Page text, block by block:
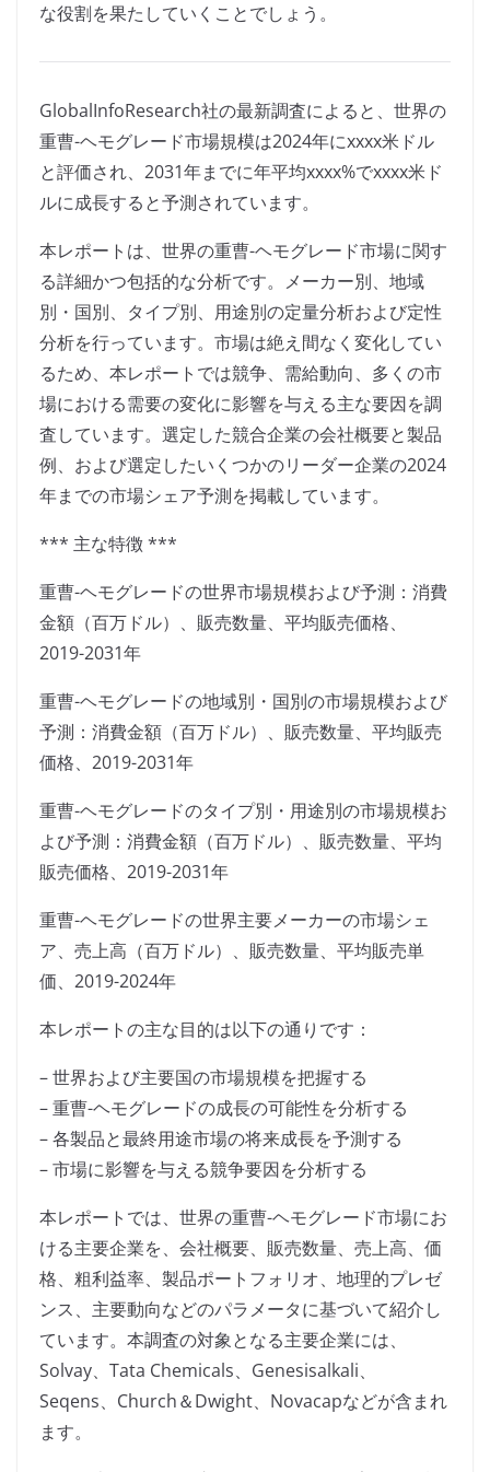
な役割を果たしていくことでしょう。
GlobalInfoResearch社の最新調査によると、世界の
重曹-ヘモグレード市場規模は2024年にxxxx米ドル
と評価され、2031年までに年平均xxxx%でxxxx米ド
ルに成長すると予測されています。
本レポートは、世界の重曹-ヘモグレード市場に関す
る詳細かつ包括的な分析です。メーカー別、地域
別・国別、タイプ別、用途別の定量分析および定性
分析を行っています。市場は絶え間なく変化してい
るため、本レポートでは競争、需給動向、多くの市
場における需要の変化に影響を与える主な要因を調
査しています。選定した競合企業の会社概要と製品
例、および選定したいくつかのリーダー企業の2024
年までの市場シェア予測を掲載しています。
*** 主な特徴 ***
重曹-ヘモグレードの世界市場規模および予測：消費
金額（百万ドル）、販売数量、平均販売価格、
2019-2031年
重曹-ヘモグレードの地域別・国別の市場規模および
予測：消費金額（百万ドル）、販売数量、平均販売
価格、2019-2031年
重曹-ヘモグレードのタイプ別・用途別の市場規模お
よび予測：消費金額（百万ドル）、販売数量、平均
販売価格、2019-2031年
重曹-ヘモグレードの世界主要メーカーの市場シェ
ア、売上高（百万ドル）、販売数量、平均販売単
価、2019-2024年
本レポートの主な目的は以下の通りです：
– 世界および主要国の市場規模を把握する
– 重曹-ヘモグレードの成長の可能性を分析する
– 各製品と最終用途市場の将来成長を予測する
– 市場に影響を与える競争要因を分析する
本レポートでは、世界の重曹-ヘモグレード市場にお
ける主要企業を、会社概要、販売数量、売上高、価
格、粗利益率、製品ポートフォリオ、地理的プレゼ
ンス、主要動向などのパラメータに基づいて紹介し
ています。本調査の対象となる主要企業には、
Solvay、Tata Chemicals、Genesisalkali、
Seqens、Church＆Dwight、Novacapなどが含まれ
ます。